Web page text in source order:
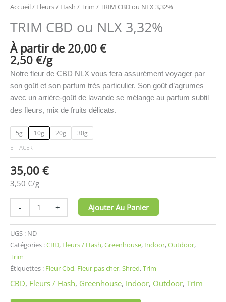
Accueil/ Fleurs / Hash /Trim / TRIM CBD ou NLX 3,32%
TRIM CBD ou NLX 3,32%
À partir de 20,00 €
2,50 €/g
Notre fleur de CBD NLX vous fera assurément voyager par
son goût et son parfum très particulier. Son goût d’agrumes
avec un arrière-goût de lavande se mélange au parfum subtil
des fleurs, mix de fruits délicats.
5g 10g 20g 30g
EFFACER
35,00 €
3,50 €/g
- + Ajouter Au Panier
UGS : ND
Catégories :CBD, Fleurs / Hash,Greenhouse, Indoor,Outdoor,
Trim
Étiquettes : Fleur Cbd, Fleur pas cher,Shred,Trim
CBD, Fleurs / Hash, Greenhouse, Indoor, Outdoor, Trim